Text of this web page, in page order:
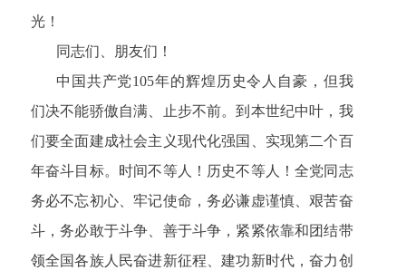
光！
同志们、朋友们！
中国共产党105年的辉煌历史令人自豪，但我
们决不能骄傲自满、止步不前。到本世纪中叶，我
们要全面建成社会主义现代化强国、实现第二个百
年奋斗目标。时间不等人！历史不等人！全党同志
务必不忘初心、牢记使命，务必谦虚谨慎、艰苦奋
斗，务必敢于斗争、善于斗争，紧紧依靠和团结带
领全国各族人民奋进新征程、建功新时代，奋力创